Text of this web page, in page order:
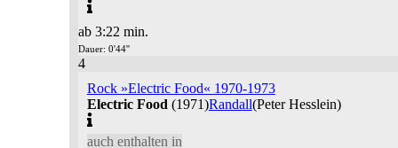
ab 3:22 min.
Dauer: 0'44''
4
Rock »Electric Food« 1970-1973
Electric Food (1971)Randall(Peter Hesslein)
auch enthalten in